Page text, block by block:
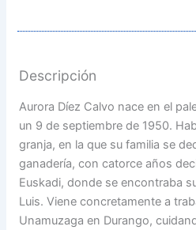
Descripción
Aurora Díez Calvo nace en el
un 9 de septiembre de 1950.
granja, en la que su familia se
ganadería, con catorce años
Euskadi, donde se encontraba
Luis. Viene concretamente a
Unamuzaga en Durango,